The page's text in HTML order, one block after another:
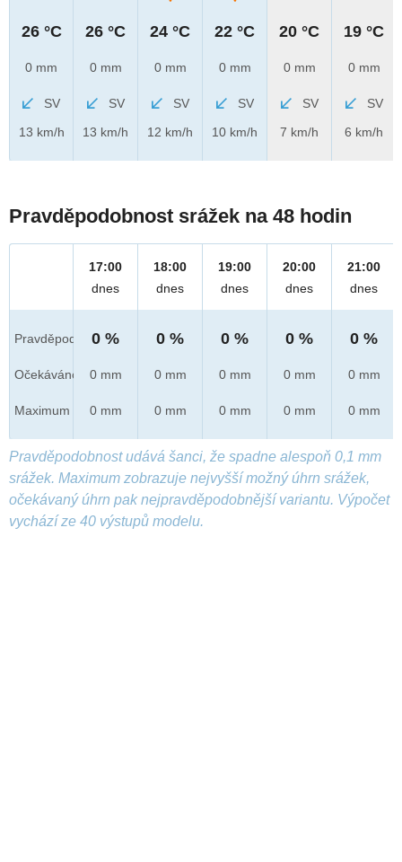
26 °C
0 mm
SV
13 km/h
26 °C
0 mm
SV
13 km/h
24 °C
0 mm
SV
12 km/h
22 °C
0 mm
SV
10 km/h
20 °C
0 mm
SV
7 km/h
19 °C
0 mm
SV
6 km/h
Pravděpodobnost srážek na 48 hodin
Pravděpod.
Očekáváno
Maximum
17:00
dnes
0 %
0 mm
0 mm
18:00
dnes
0 %
0 mm
0 mm
19:00
dnes
0 %
0 mm
0 mm
20:00
dnes
0 %
0 mm
0 mm
21:00
dnes
0 %
0 mm
0 mm
Pravděpodobnost udává šanci, že spadne alespoň 0,1 mm
srážek. Maximum zobrazuje nejvyšší možný úhrn srážek,
očekávaný úhrn pak nejpravděpodobnější variantu. Výpočet
vychází ze 40 výstupů modelu.